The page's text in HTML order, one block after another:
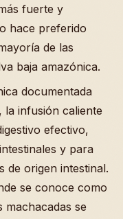
fuerte y
hace preferido
de las
baja amazónica.
documentada
infusión caliente
efectivo,
y para
de origen intestinal.
se conoce como
se